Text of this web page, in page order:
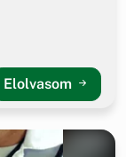
Elolvasom